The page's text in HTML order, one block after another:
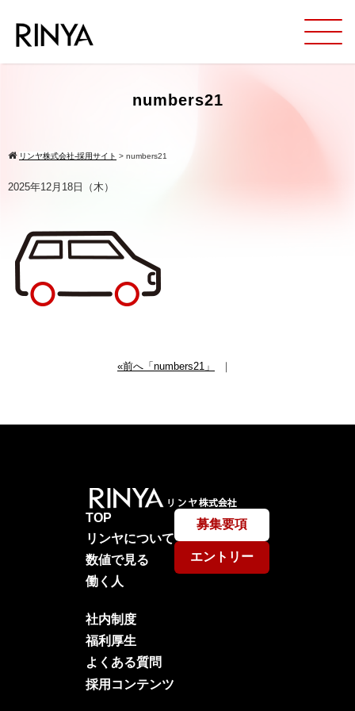
numbers21
リンヤ株式会社-採用サイト > numbers21
2025年12月18日（木）
«前へ「numbers21」 ｜
TOP
リンヤについて
数値で見る
働く人
社内制度
福利厚生
よくある質問
採用コンテンツ
募集要項
エントリー